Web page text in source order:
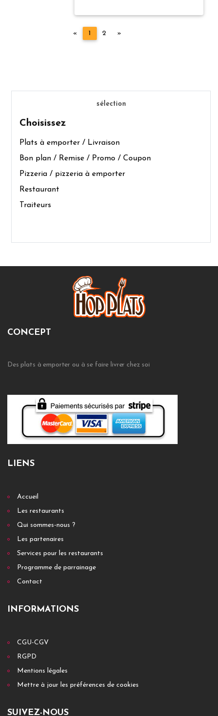
« Précédent
1 2 »
sélection
Choisissez
Plats à emporter / Livraison
Bon plan / Remise / Promo / Coupon
Pizzeria / pizzeria à emporter
Restaurant
Traiteurs
CONCEPT
Des plats à emporter ou à se faire livrer chez soi
LIENS
Accueil
Les restaurants
Qui sommes-nous ?
Les partenaires
Services pour les restaurants
Programme de parrainage
Contact
INFORMATIONS
CGU-CGV
RGPD
Mentions légales
Mettre à jour les préférences de cookies
SUIVEZ-NOUS